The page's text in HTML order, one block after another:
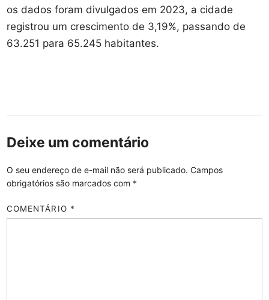
os dados foram divulgados em 2023, a cidade
registrou um crescimento de 3,19%, passando de
63.251 para 65.245 habitantes.
Deixe um comentário
O seu endereço de e-mail não será publicado. Campos
obrigatórios são marcados com *
COMENTÁRIO *